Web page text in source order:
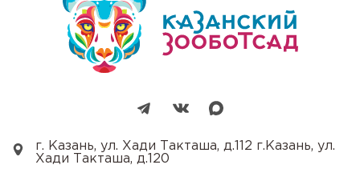
г. Казань, ул. Хади Такташа, д.112 г.Казань, ул.
Хади Такташа, д.120